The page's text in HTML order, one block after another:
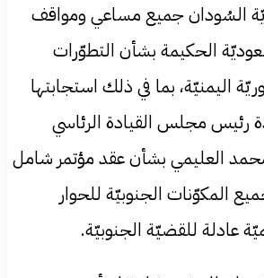
السُودان جميع مساعي ومواقف
الحكيمة بشأن التطوّرات
اليمنيّة، بما في ذلك استجابتها
رئيس مجلس القيادة الرئاسي
العليمي بشأن عقد مؤتمر شامل
المكوّنات الجنوبيّة للحوار
عادلة للقضيّة الجنوبيّة.